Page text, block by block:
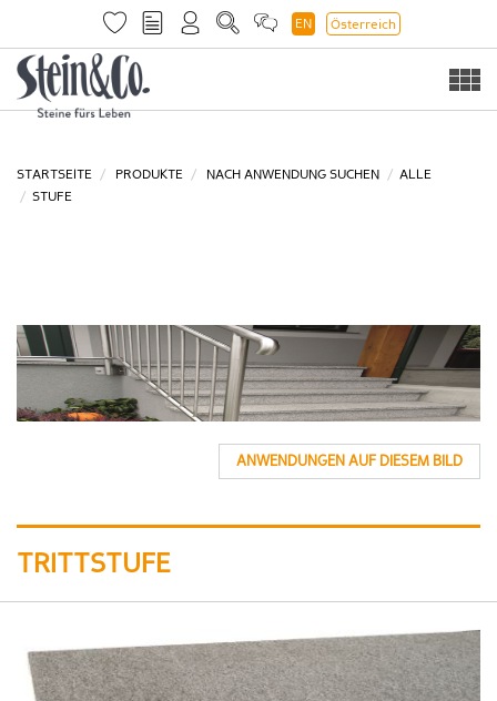
EN Österreich
STARTSEITE PRODUKTE NACH ANWENDUNG SUCHEN
ALLE
STUFE
ANWENDUNGEN AUF DIESEM BILD
TRITTSTUFE